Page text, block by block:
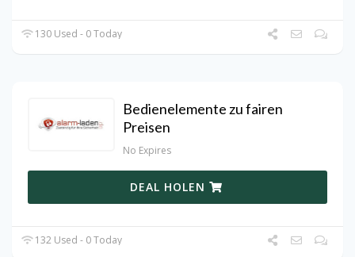
130 Used - 0 Today
Bedienelemente zu fairen
Preisen
No Expires
DEAL HOLEN
132 Used - 0 Today